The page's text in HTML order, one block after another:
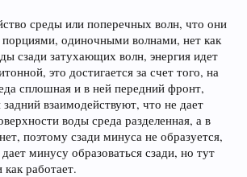
среды или поперечных волн, что они
одиночными волнами, нет как
сзади затухающих волн, энергия идет
это достигается за счет того, на
сплошная и в ней передний фронт,
взаимодействуют, что не дает
воды среда разделенная, а в
поэтому сзади минуса не образуется,
минусу образоваться сзади, но тут
работает.